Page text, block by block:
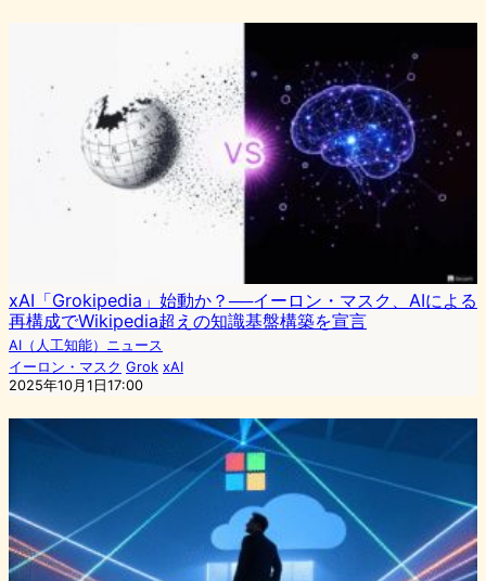
xAI「Grokipedia」始動か？──イーロン・マスク、AIによる
再構成でWikipedia超えの知識基盤構築を宣言
AI（人工知能）ニュース
イーロン・マスク Grok xAI
2025年10月1日17:00